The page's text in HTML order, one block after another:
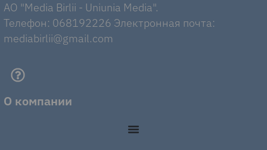
AO "Media Birlii - Uniunia Media".
Телефон: 068192226 Электронная почта:
mediabirlii@gmail.com
О компании